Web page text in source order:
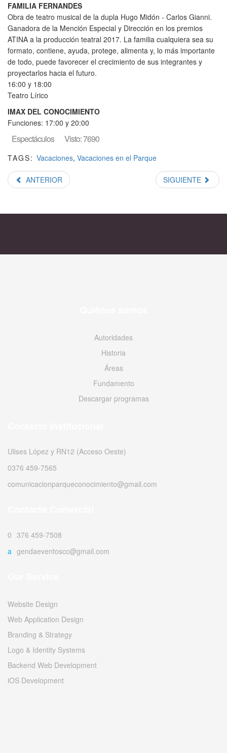
FAMILIA FERNANDES
Obra de teatro musical de la dupla Hugo Midón - Carlos Gianni.
Ganadora de la Mención Especial y Dirección en los premios
ATINA a la producción teatral 2017. La familia cualquiera sea su
formato, contiene, ayuda, protege, alimenta y, lo más importante
de todo, puede favorecer el crecimiento de sus integrantes y
proyectarlos hacia el futuro.
16:00 y 18:00
Teatro Lírico
IMAX DEL CONOCIMIENTO
Funciones: 17:00 y 20:00
Espectáculos Visto: 7690
TAGS: Vacaciones, Vacaciones en el Parque
ANTERIOR SIGUIENTE
Autoridades
Historia
Áreas
Fundamento
Descargar programas
Ulises López y RN12 (Acceso Oeste)
0376 459-7565
comunicacionparqueconocimiento@gmail.com
0376 459-7508
agendaeventoscc@gmail.com
Website Design
Web Application Design
Branding & Strategy
Logo & Identity Systems
Backend Web Development
iOS Development